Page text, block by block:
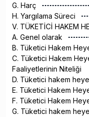
G. Harç
H. Yargılama Süreci
V. TÜKETİCİ HAKEM
A. Genel olarak
B. Tüketici Hakem
C. Tüketici Hakem
Faaliyetlerinin Niteliği
D. Tüketici hakem
E. Tüketici Hakem
F. Tüketici Hakem
G. Tüketici hakem